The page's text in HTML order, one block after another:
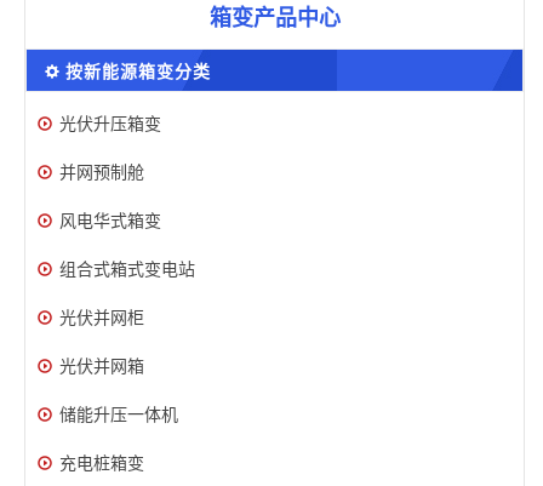
箱变产品中心
按新能源箱变分类
光伏升压箱变
并网预制舱
风电华式箱变
组合式箱式变电站
光伏并网柜
光伏并网箱
储能升压一体机
充电桩箱变